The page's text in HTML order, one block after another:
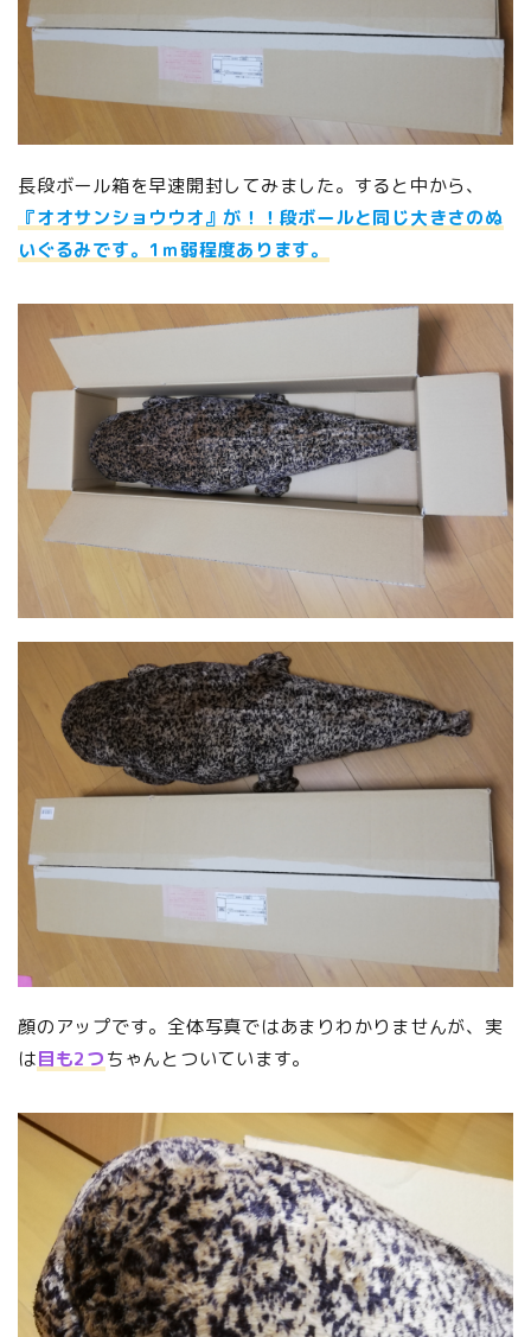
長段ボール箱を早速開封してみました。すると中から、
『オオサンショウウオ』が！！段ボールと同じ大きさのぬ
いぐるみです。1ｍ弱程度あります。
顔のアップです。全体写真ではあまりわかりませんが、実
は目も2つちゃんとついています。